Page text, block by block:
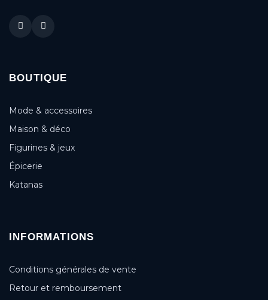
BOUTIQUE
Mode & accessoires
Maison & déco
Figurines & jeux
Épicerie
Katanas
INFORMATIONS
Conditions générales de vente
Retour et remboursement